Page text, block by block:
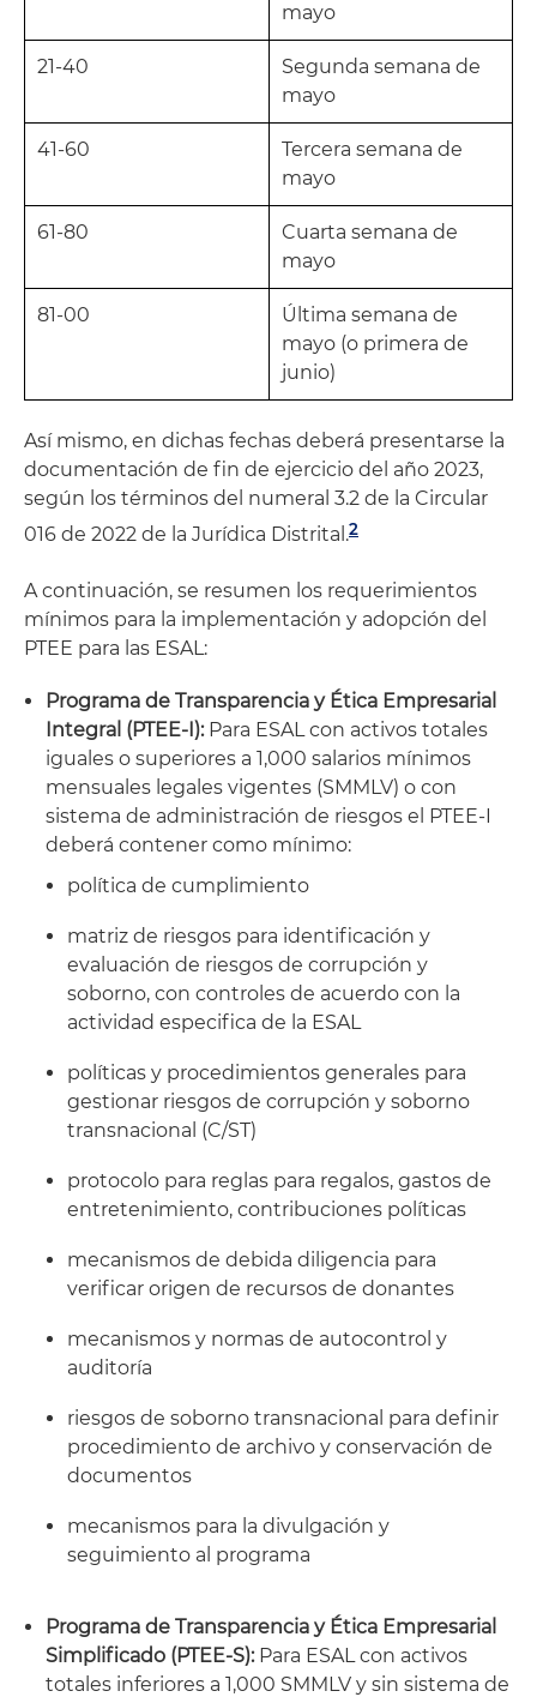
mayo
21-40
Segunda semana de
mayo
41-60
Tercera semana de
mayo
61-80
Cuarta semana de
mayo
81-00
Última semana de
mayo (o primera de
junio)
Así mismo, en dichas fechas deberá presentarse la
documentación de fin de ejercicio del año 2023,
según los términos del numeral 3.2 de la Circular
016 de 2022 de la Jurídica Distrital.2
A continuación, se resumen los requerimientos
mínimos para la implementación y adopción del
PTEE para las ESAL:
Programa de Transparencia y Ética Empresarial
Integral (PTEE-I):Para ESAL con activos totales
iguales o superiores a 1,000 salarios mínimos
mensuales legales vigentes (SMMLV) o con
sistema de administración de riesgos el PTEE-I
deberá contener como mínimo:
política de cumplimiento
matriz de riesgos para identificación y
evaluación de riesgos de corrupción y
soborno, con controles de acuerdo con la
actividad especifica de la ESAL
políticas y procedimientos generales para
gestionar riesgos de corrupción y soborno
transnacional (C/ST)
protocolo para reglas para regalos, gastos de
entretenimiento, contribuciones políticas
mecanismos de debida diligencia para
verificar origen de recursos de donantes
mecanismos y normas de autocontrol y
auditoría
riesgos de soborno transnacional para definir
procedimiento de archivo y conservación de
documentos
mecanismos para la divulgación y
seguimiento al programa
Programa de Transparencia y Ética Empresarial
Simplificado (PTEE-S):Para ESAL con activos
totales inferiores a 1,000 SMMLV y sin sistema de